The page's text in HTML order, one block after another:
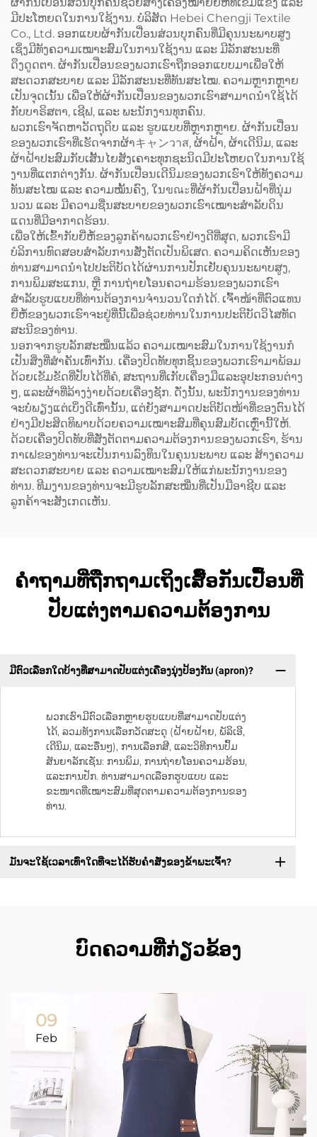
ມີປະໂຫຍດໃນການໃຊ້ງານ. ບໍລິສັດ Hebei Chengji Textile
Co., Ltd. ອອກແບບຜ້າກັນເປື່ອນສ່ວນບຸກຄົນທີ່ມີຄຸນນະພາບສູງ
ເຊິ່ງມີທັງຄວາມເໝາະສົມໃນການໃຊ້ງານ ແລະ ມີລັກສະນະທີ່
ດຶງດູດຕາ. ຜ້າກັນເປື່ອນຂອງພວກເຮົາຖືກອອກແບບມາເພື່ອໃຫ້
ສະດວກສະບາຍ ແລະ ມີລັກສະນະທີ່ທັນສະໄໝ. ຄວາມຫຼາກຫຼາຍ
ເປັນຈຸດເນັ້ນ ເພື່ອໃຫ້ຜ້າກັນເປື່ອນຂອງພວກເຮົາສາມາດນຳໃຊ້ໄດ້
ກັບບາຣິສຕາ, ເຊີຟ, ແລະ ພະນັກງານທຸກຄົນ.
ພວກເຮົາຈັດຫາວັດຖຸດິບ ແລະ ຮູບແບບທີ່ຫຼາກຫຼາຍ. ຜ້າກັນເປື່ອນ
ຂອງພວກເຮົາທີ່ເຮັດຈາກຜ້າキャンวาส, ຜ້າຝ້າ, ຜ້າເດີນິມ, ແລະ
ຜ້າຝ້າປະສົມກັບເສັ້ນໄຍສັງເຄາະທຸກຊະນິດມີປະໂຫຍດໃນການໃຊ້
ງານທີ່ແຕກຕ່າງກັນ. ຜ້າກັນເປື່ອນເດີນິມຂອງພວກເຮົາໃຫ້ທັງຄວາມ
ທັນສະໄໝ ແລະ ຄວາມໝັ້ນຄົງ, ໃນขณะທີ່ຜ້າກັນເປື່ອນຝ້າທີ່ນຸ່ມ
ນວນ ແລະ ມີຄວາມຊື່ນສະບາຍຂອງພວກເຮົາເໝາະສຳລັບດິນ
ແດນທີ່ມີອາກາດຮ້ອນ.
ເພື່ອໃຫ້ເຂົ້າກັບຍີ່ຫໍ້ຂອງລູກຄ້າພວກເຮົາຢ່າງດີທີ່ສຸດ, ພວກເຮົາມີ
ບໍລິການທົດສອບສຳລັບການສັ່ງຕັດເປັນພິເສດ. ຄວາມຄິດເຫັນຂອງ
ທ່ານສາມາດນຳໄປປະຕິບັດໄດ້ຜ່ານການປັກເຢັບຄຸນນະພາບສູງ,
ການພິມສະແກນ, ຫຼື ການຖ່າຍໂອນຄວາມຮ້ອນຂອງພວກເຮົາ
ສຳລັບຮູບແບບທີ່ທ່ານຕ້ອງການຈຳນວນໃດກໍໄດ້. ເຈົ້າໜ້າທີ່ຕົວແທນ
ຍີ່ຫໍ້ຂອງພວກເຮົາຈະຢູ່ທີ່ນີ້ເພື່ອຊ່ວຍທ່ານໃນການປະຕິບັດວິໄສທັດ
ສະນີຂອງທ່ານ.
ນອກຈາກຮູບລັກສະໝື່ນແລ້ວ ຄວາມເໝາະສົມໃນການໃຊ້ງານກໍ
ເປັນສິ່ງທີ່ສຳຄັນເທົ່າກັນ. ເຄື່ອງປິດທັບທຸກຊິ້ນຂອງພວກເຮົາມາພ້ອມ
ດ້ວຍເຂັມຂັດທີ່ປັບໄດ້ທີ່ຄໍ, ສະຖານທີ່ເກັບເຄື່ອງມືແລະອຸປະກອນຕ່າງ
ໆ, ແລະຜ້າທີ່ລ້າງງ່າຍດ້ວຍເຄື່ອງຊັກ. ດັ່ງນັ້ນ, ພະນັກງານຂອງທ່ານ
ຈະບໍ່ພຽງແຕ່ເບິ່ງດີເທົ່ານັ້ນ, ແຕ່ຍັງສາມາດປະຕິບັດໜ້າທີ່ຂອງຕົນໄດ້
ຢ່າງມີປະສິດທິພາບດ້ວຍຄວາມເໝາະສົມທີ່ຄຸນສົມບັດເຫຼົ່ານີ້ໃຫ້.
ດ້ວຍເຄື່ອງປິດທັບທີ່ສັ່ງຕັດຕາມຄວາມຕ້ອງການຂອງພວກເຮົາ, ຮ້ານ
ກາເຟຂອງທ່ານຈະເປັນການລົງທຶນໃນຄຸນນະພາບ ແລະ ສ້າງຄວາມ
ສະດວກສະບາຍ ແລະ ຄວາມເໝາະສົມໃຫ້ແກ່ພະນັກງານຂອງ
ທ່ານ. ທີມງານຂອງທ່ານຈະມີຮູບລັກສະໝື່ນທີ່ເປັນມືອາຊີບ ແລະ
ລູກຄ້າຈະສັງເກດເຫັນ.
ຄຳຖາມທີ່ຖືກຖາມເຖິງເສື້ອກັນເປື້ອນທີ່
ປັບແຕ່ງຕາມຄວາມຕ້ອງການ
ມີຕົວເລືອກໃດບ້າງທີ່ສາມາດປັບແຕ່ງເຄື່ອງນຸ່ງປ້ອງກັນ (apron)?
ພວກເຮົາມີຕົວເລືອກຫຼາຍຮູບແບບທີ່ສາມາດປັບແຕ່ງ
ໄດ້, ລວມທັງການເລືອກວັດສະດຸ (ຝ້າຍຝ້າຍ, ພັລິເອີ,
ເດີນິມ, ແລະອື່ນໆ), ການເລືອກສີ, ແລະວິທີການປົ້ມ
ສັນຍາລັກເຊັ່ນ: ການພິມ, ການຖ່າຍໂອນຄວາມຮ້ອນ,
ແລະການປັກ. ທ່ານສາມາດເລືອກຮູບແບບ ແລະ
ຂະໜາດທີ່ເໝາະສົມທີ່ສຸດຕາມຄວາມຕ້ອງການຂອງ
ທ່ານ.
ມັນຈະໃຊ້ເວລາເທົ່າໃດທີ່ຈະໄດ້ຮັບຄໍາສັ່ງຂອງຂ້າພະເຈົ້າ?
ບົດຄວາມທີ່ກ່ຽວຂ້ອງ
09
Feb